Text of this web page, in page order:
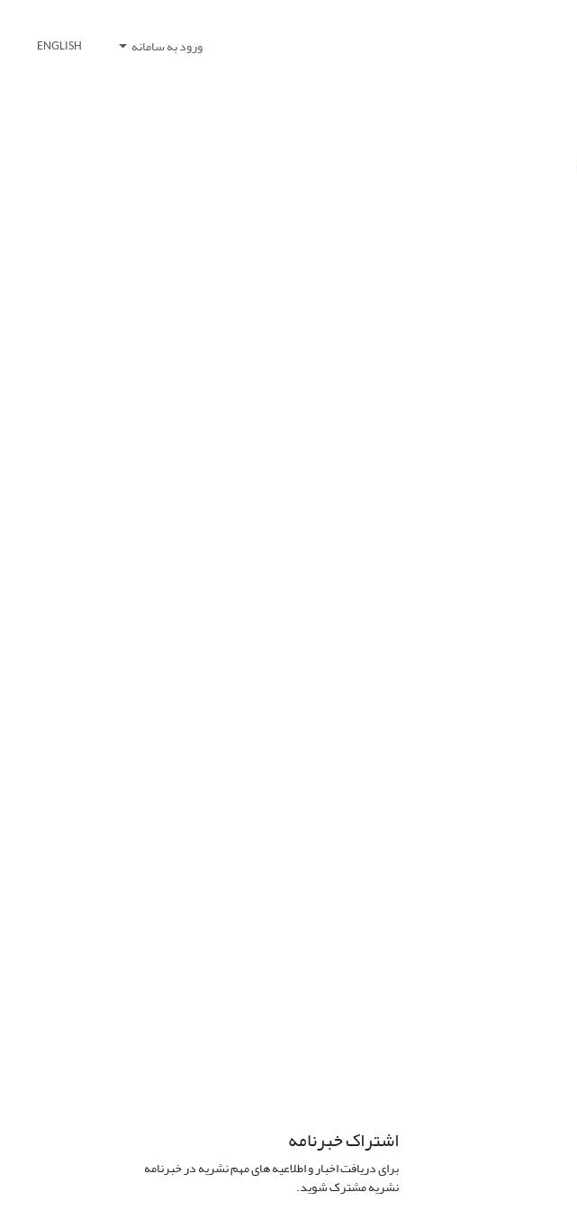
ورود به سامانه ENGLISH
اشتراک خبرنامه
برای دریافت اخبار و اطلاعیه های مهم نشریه در خبرنامه
نشریه مشترک شوید.